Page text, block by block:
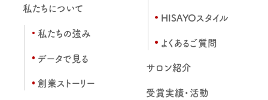
私たちについて
私たちの強み
データで見る
創業ストーリー
HISAYOスタイル
よくあるご質問
サロン紹介
受賞実績・活動